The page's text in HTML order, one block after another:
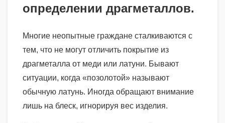
определении драгметаллов.
Многие неопытные граждане сталкиваются с
тем, что не могут отличить покрытие из
драгметалла от меди или латуни. Бывают
ситуации, когда «позолотой» называют
обычную латунь. Иногда обращают внимание
лишь на блеск, игнорируя вес изделия.